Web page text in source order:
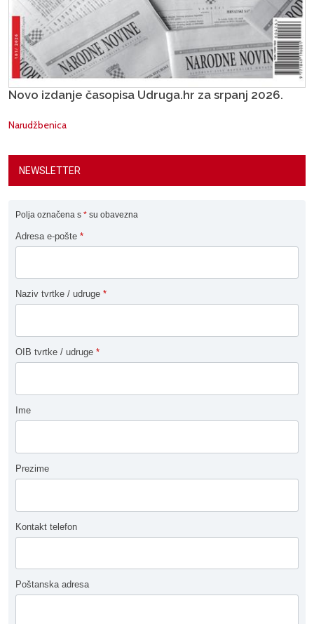
Novo izdanje časopisa Udruga.hr za srpanj 2026.
Narudžbenica
NEWSLETTER
Polja označena s * su obavezna
Adresa e-pošte *
Naziv tvrtke / udruge *
OIB tvrtke / udruge *
Ime
Prezime
Kontakt telefon
Poštanska adresa